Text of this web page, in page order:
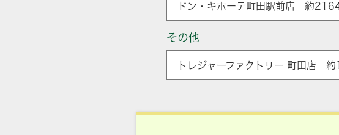
ドン・キホーテ町田駅前店 約
その他
トレジャーファクトリー 町田店